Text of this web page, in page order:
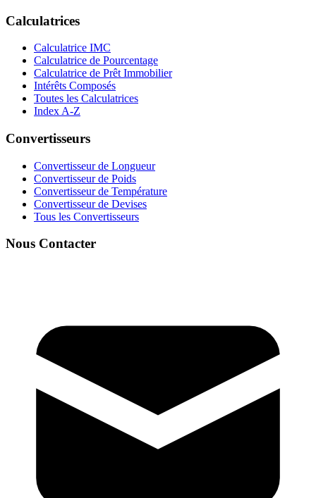
Calculatrices
Calculatrice IMC
Calculatrice de Pourcentage
Calculatrice de Prêt Immobilier
Intérêts Composés
Toutes les Calculatrices
Index A-Z
Convertisseurs
Convertisseur de Longueur
Convertisseur de Poids
Convertisseur de Température
Convertisseur de Devises
Tous les Convertisseurs
Nous Contacter